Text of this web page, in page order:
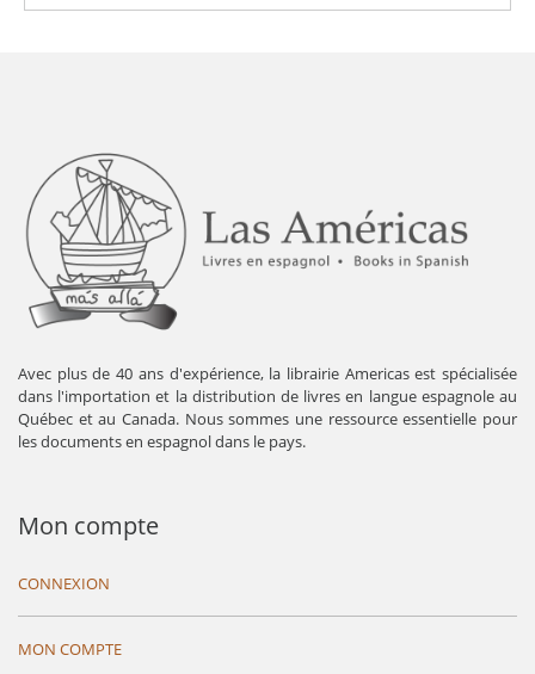
Avec plus de 40 ans d'expérience, la librairie Americas est spécialisée
dans l'importation et la distribution de livres en langue espagnole au
Québec et au Canada. Nous sommes une ressource essentielle pour
les documents en espagnol dans le pays.
Mon compte
CONNEXION
MON COMPTE